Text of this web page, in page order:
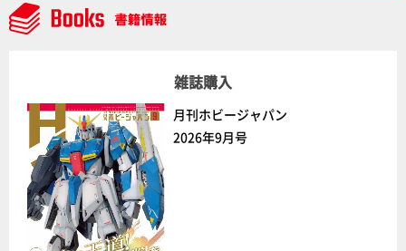
中】
雑誌購入
月刊ホビージャパン
2026年9月号